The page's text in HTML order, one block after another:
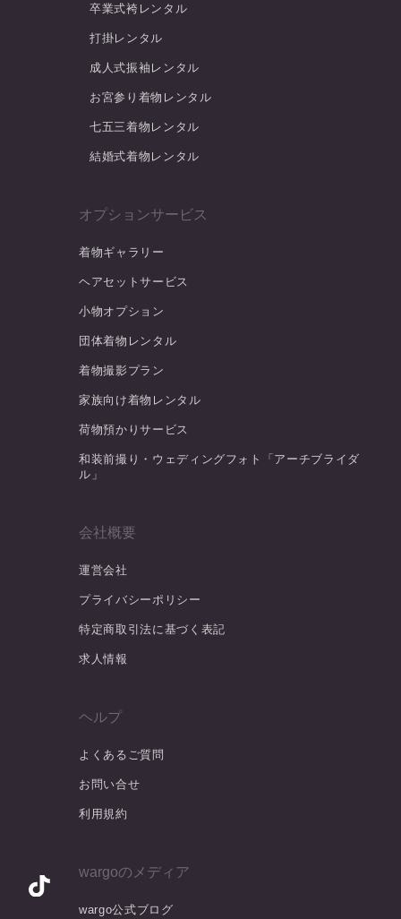
卒業式袴レンタル
打掛レンタル
成人式振袖レンタル
お宮参り着物レンタル
七五三着物レンタル
結婚式着物レンタル
オプションサービス
着物ギャラリー
ヘアセットサービス
小物オプション
団体着物レンタル
着物撮影プラン
家族向け着物レンタル
荷物預かりサービス
和装前撮り・ウェディングフォト「アーチブライダ
ル」
会社概要
運営会社
プライバシーポリシー
特定商取引法に基づく表記
求人情報
ヘルプ
よくあるご質問
お問い合せ
利用規約
wargoのメディア
wargo公式ブログ